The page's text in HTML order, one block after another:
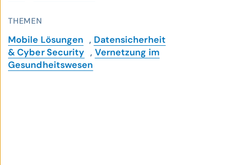
THEMEN
Mobile Lösungen , Datensicherheit
& Cyber Security , Vernetzung im
Gesundheitswesen